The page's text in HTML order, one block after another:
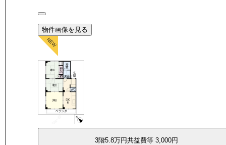
物件画像を見る
3階5.8万円共益費等3,000円